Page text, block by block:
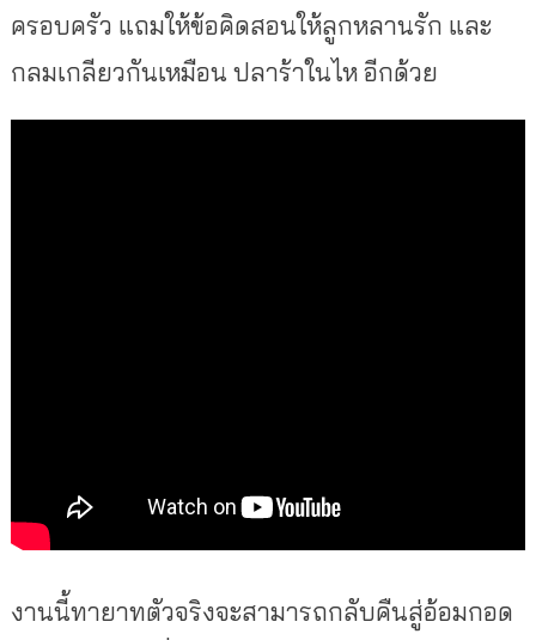
ครอบครัว แถมให้ข้อคิดสอนให้ลูกหลานรัก และ
กลมเกลียวกันเหมือน ปลาร้าในไห อีกด้วย
งานนี้ทายาทตัวจริงจะสามารถกลับคืนสู่อ้อมกอด